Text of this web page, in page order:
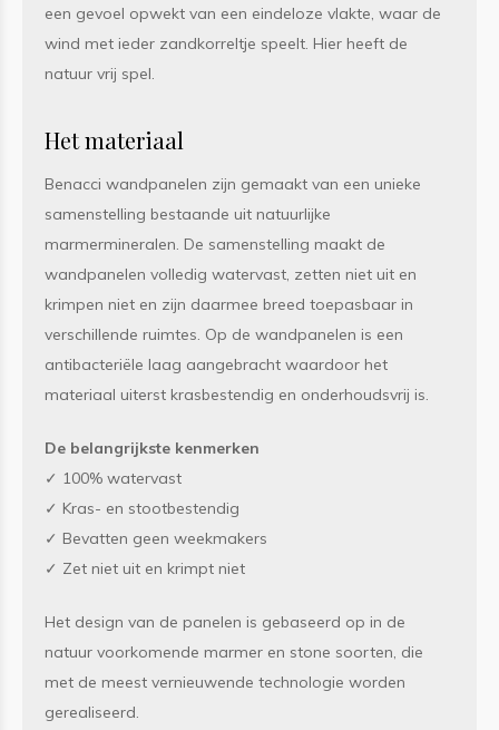
een gevoel opwekt van een eindeloze vlakte, waar de
wind met ieder zandkorreltje speelt. Hier heeft de
natuur vrij spel.
Het materiaal
Benacci wandpanelen zijn gemaakt van een unieke
samenstelling bestaande uit natuurlijke
marmermineralen. De samenstelling maakt de
wandpanelen volledig watervast, zetten niet uit en
krimpen niet en zijn daarmee breed toepasbaar in
verschillende ruimtes. Op de wandpanelen is een
antibacteriële laag aangebracht waardoor het
materiaal uiterst krasbestendig en onderhoudsvrij is.
De belangrijkste kenmerken
✓ 100% watervast
✓ Kras- en stootbestendig
✓ Bevatten geen weekmakers
✓ Zet niet uit en krimpt niet
Het design van de panelen is gebaseerd op in de
natuur voorkomende marmer en stone soorten, die
met de meest vernieuwende technologie worden
gerealiseerd.